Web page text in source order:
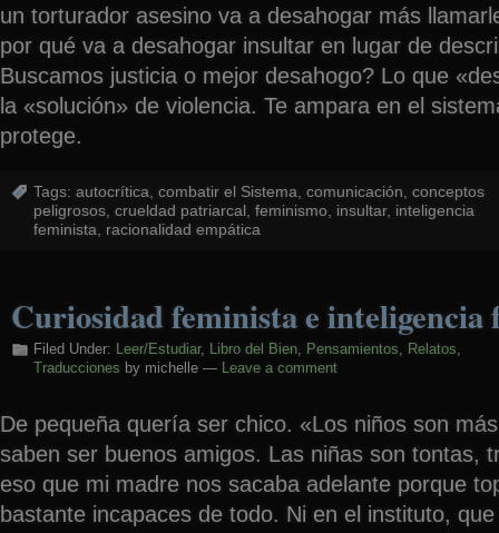
un torturador asesino va a desahogar más
por qué va a desahogar insultar en lugar de
Buscamos justicia o mejor desahogo? Lo que
la «solución» de violencia. Te ampara en el
protege.
Tags: autocrítica combatir el Sistema comunicación conceptos
peligrosos crueldad patriarcal feminismo insultar, inteligencia
feminista
racionalidad empática
Curiosidad feminista e inteligencia
Filed Under: Leer/Estudiar, Libro del Bien, Pensamientos, Relatos,
Traducciones by michelle — Leave a comment
De pequeña quería ser chico. «Los niños son
saben ser buenos amigos. Las niñas son tontas,
eso que mi madre nos sacaba adelante porque
bastante incapaces de todo. Ni en el instituto,